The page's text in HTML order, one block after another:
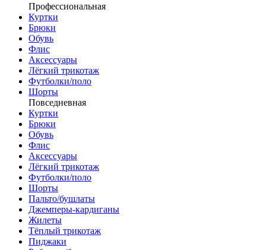
Профессиональная
Куртки
Брюки
Обувь
Флис
Аксессуары
Лёгкий трикотаж
Футболки/поло
Шорты
Повседневная
Куртки
Брюки
Обувь
Флис
Аксессуары
Лёгкий трикотаж
Футболки/поло
Шорты
Пальто/бушлаты
Джемперы-кардиганы
Жилеты
Тёплый трикотаж
Пиджаки